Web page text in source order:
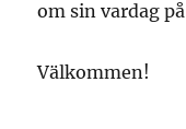
om sin vardag
Välkommen!